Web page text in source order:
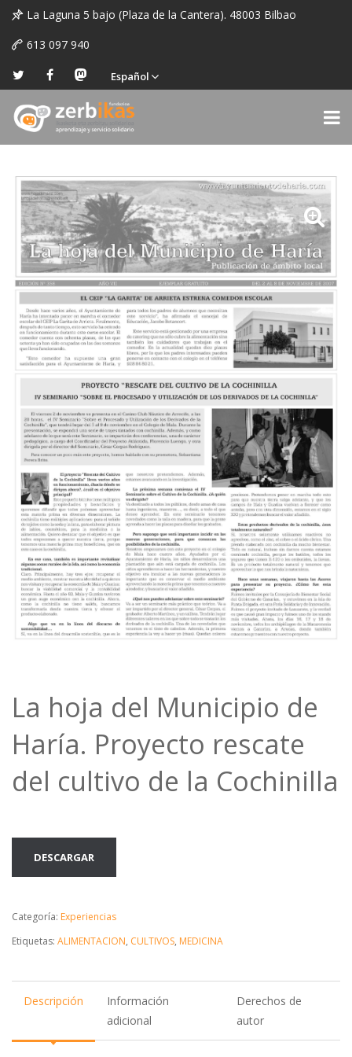
La Laguna 5 bajo (Plaza de la Cantera). 48003 Bilbao
613 097 940
Español
La hoja del Municipio de
Haría. Proyecto rescate
del cultivo de la Cochinilla
DESCARGAR
Categoría: Experiencias
Etiquetas: ALIMENTACION, CULTIVOS, MEDICINA
Descripción
Información
adicional
Derechos de
autor